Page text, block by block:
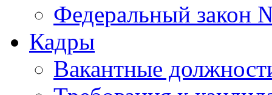
Федеральный закон
Кадры
Вакантные